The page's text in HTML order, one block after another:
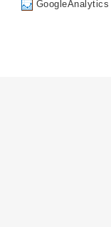
GoogleAnalytics